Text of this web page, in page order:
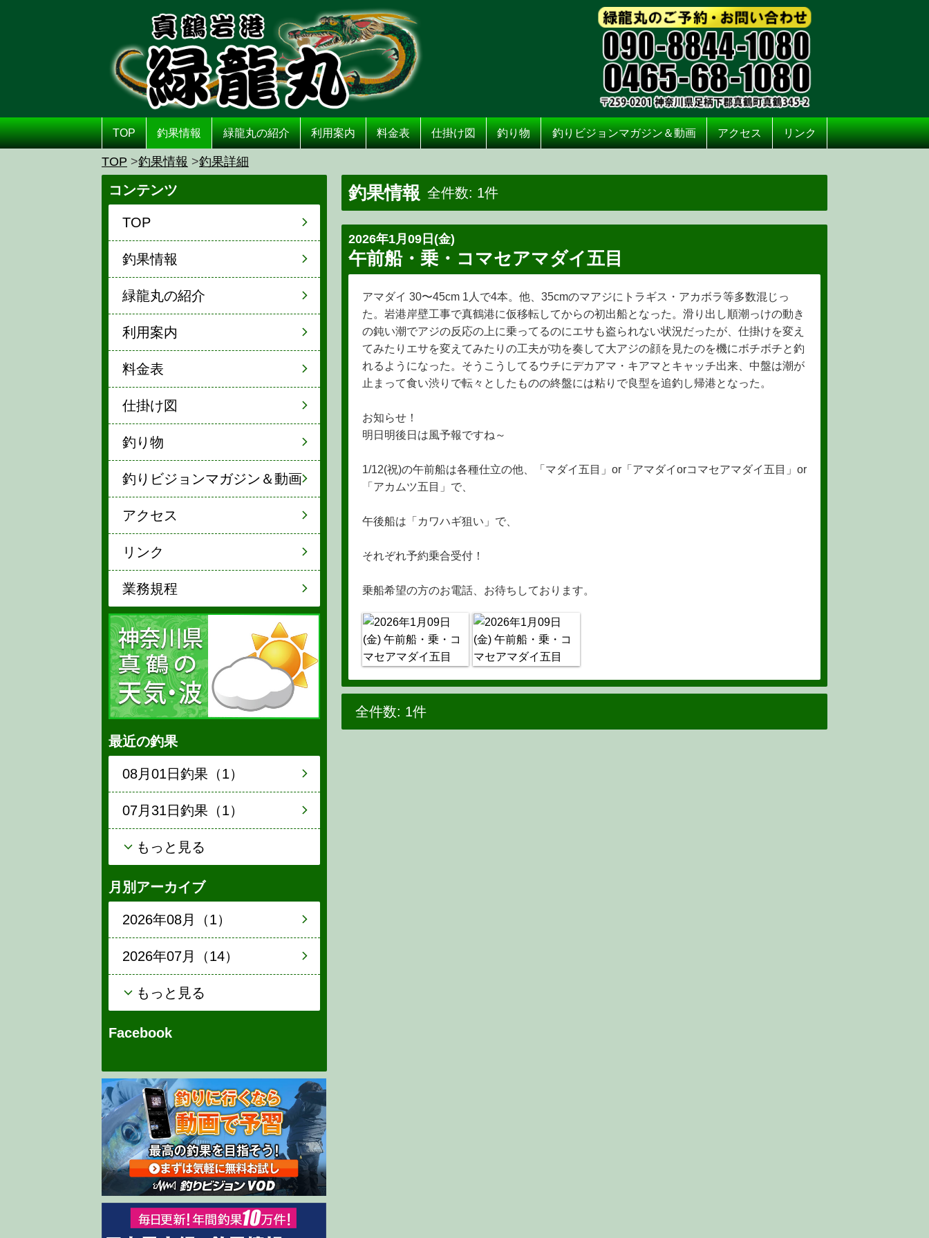
TOP 釣果情報 緑龍丸の紹介 利用案内 料金表 仕掛け図 釣り物 釣りビジョンマガジン＆動画 アクセス リンク
TOP 釣果情報 釣果詳細
釣果情報 全件数: 1件
2026年1月09日(金)
午前船・乗・コマセアマダイ五目
アマダイ 30〜45cm 1人で4本。他、35cmのマアジにトラギス・アカボラ等多数混じっ
た。岩港岸壁工事で真鶴港に仮移転してからの初出船となった。滑り出し順潮っけの動き
の鈍い潮でアジの反応の上に乗ってるのにエサも盗られない状況だったが、仕掛けを変え
てみたりエサを変えてみたりの工夫が功を奏して大アジの顔を見たのを機にボチボチと釣
れるようになった。そうこうしてるウチにデカアマ・キアマとキャッチ出来、中盤は潮が
止まって食い渋りで転々としたものの終盤には粘りで良型を追釣し帰港となった。
お知らせ！
明日明後日は風予報ですね～
1/12(祝)の午前船は各種仕立の他、「マダイ五目」or「アマダイorコマセアマダイ五目」or
「アカムツ五目」で、
午後船は「カワハギ狙い」で、
それぞれ予約乗合受付！
乗船希望の方のお電話、お待ちしております。
全件数: 1件
コンテンツ
TOP
釣果情報
緑龍丸の紹介
利用案内
料金表
仕掛け図
釣り物
釣りビジョンマガジン＆動画
アクセス
リンク
業務規程
最近の釣果
08月01日釣果（1）
07月31日釣果（1）
もっと見る
月別アーカイブ
2026年08月（1）
2026年07月（14）
もっと見る
Facebook